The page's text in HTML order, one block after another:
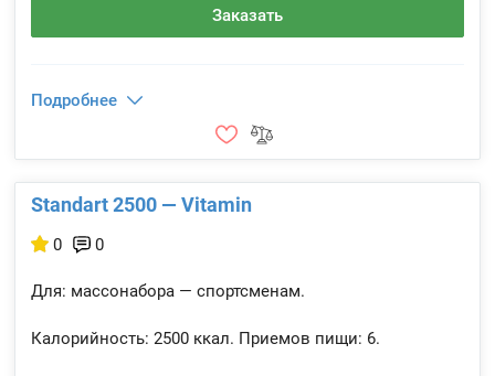
Заказать
Подробнее
Standart 2500 — Vitamin
0 0
Для: массонабора — спортсменам.
Калорийность: 2500 ккал. Приемов пищи: 6.